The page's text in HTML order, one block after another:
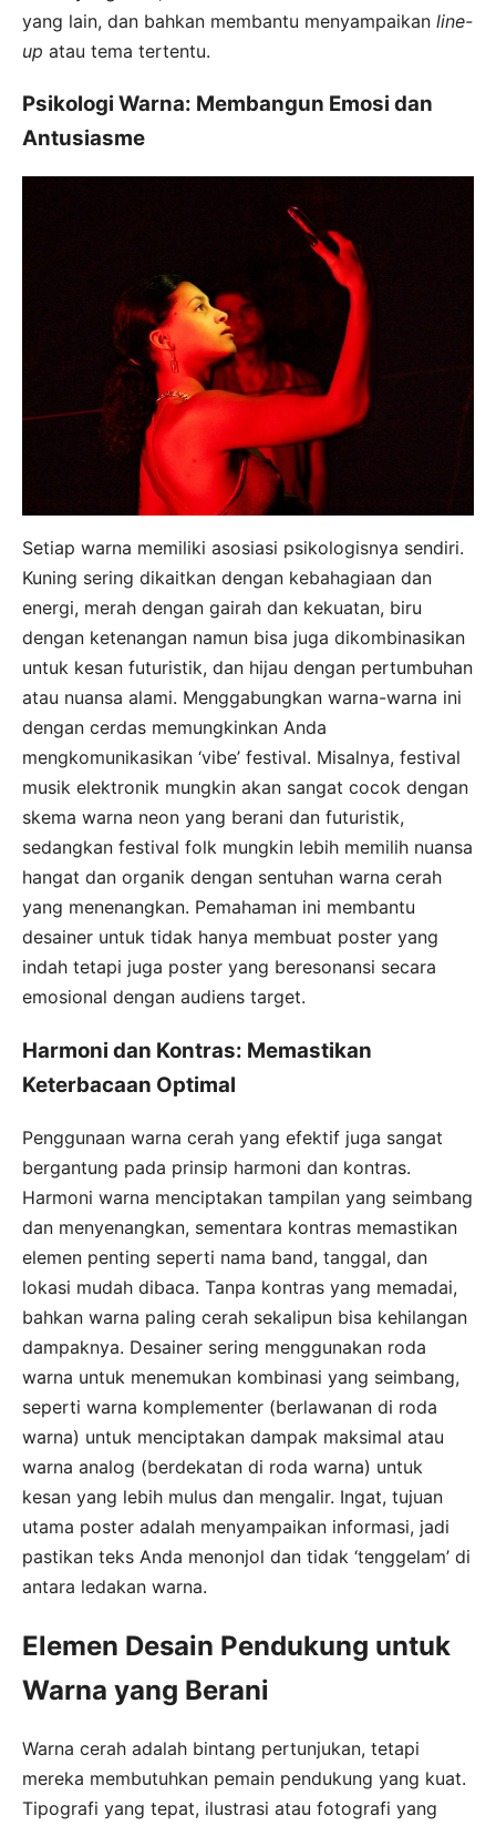
yang lain, dan bahkan membantu menyampaikan line-
up atau tema tertentu.
Psikologi Warna: Membangun Emosi dan
Antusiasme
Setiap warna memiliki asosiasi psikologisnya sendiri.
Kuning sering dikaitkan dengan kebahagiaan dan
energi, merah dengan gairah dan kekuatan, biru
dengan ketenangan namun bisa juga dikombinasikan
untuk kesan futuristik, dan hijau dengan pertumbuhan
atau nuansa alami. Menggabungkan warna-warna ini
dengan cerdas memungkinkan Anda
mengkomunikasikan ‘vibe’ festival. Misalnya, festival
musik elektronik mungkin akan sangat cocok dengan
skema warna neon yang berani dan futuristik,
sedangkan festival folk mungkin lebih memilih nuansa
hangat dan organik dengan sentuhan warna cerah
yang menenangkan. Pemahaman ini membantu
desainer untuk tidak hanya membuat poster yang
indah tetapi juga poster yang beresonansi secara
emosional dengan audiens target.
Harmoni dan Kontras: Memastikan
Keterbacaan Optimal
Penggunaan warna cerah yang efektif juga sangat
bergantung pada prinsip harmoni dan kontras.
Harmoni warna menciptakan tampilan yang seimbang
dan menyenangkan, sementara kontras memastikan
elemen penting seperti nama band, tanggal, dan
lokasi mudah dibaca. Tanpa kontras yang memadai,
bahkan warna paling cerah sekalipun bisa kehilangan
dampaknya. Desainer sering menggunakan roda
warna untuk menemukan kombinasi yang seimbang,
seperti warna komplementer (berlawanan di roda
warna) untuk menciptakan dampak maksimal atau
warna analog (berdekatan di roda warna) untuk
kesan yang lebih mulus dan mengalir. Ingat, tujuan
utama poster adalah menyampaikan informasi, jadi
pastikan teks Anda menonjol dan tidak ‘tenggelam’ di
antara ledakan warna.
Elemen Desain Pendukung untuk
Warna yang Berani
Warna cerah adalah bintang pertunjukan, tetapi
mereka membutuhkan pemain pendukung yang kuat.
Tipografi yang tepat, ilustrasi atau fotografi yang